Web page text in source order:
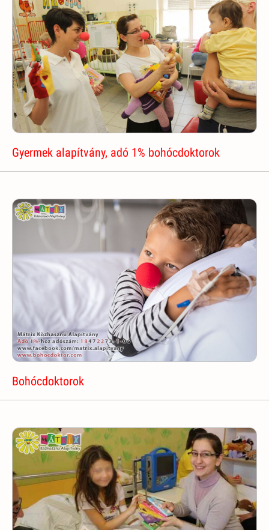
Gyermek alapítvány, adó 1% bohócdoktorok
Bohócdoktorok